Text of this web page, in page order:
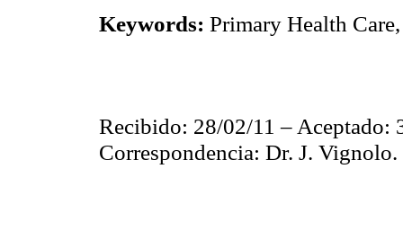
Keywords: Primary Health
Recibido: 28/02/11 – Aceptado:
Correspondencia: Dr. J.